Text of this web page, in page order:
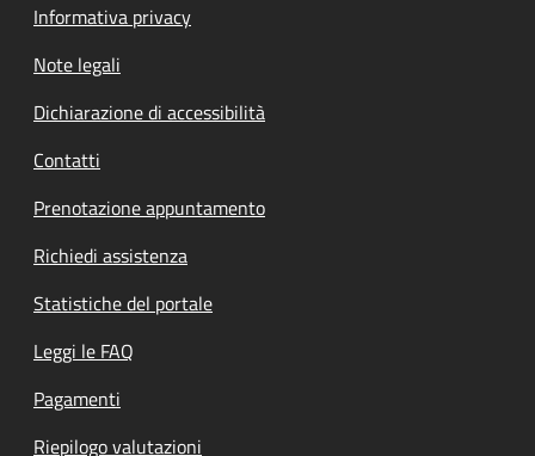
Informativa privacy
Note legali
Dichiarazione di accessibilità
Contatti
Prenotazione appuntamento
Richiedi assistenza
Statistiche del portale
Leggi le FAQ
Pagamenti
Riepilogo valutazioni